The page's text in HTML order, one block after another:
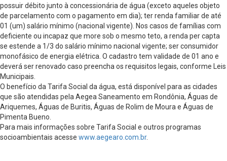
possuir débito junto à concessionária de água (exceto aqueles objeto
de parcelamento com o pagamento em dia); ter renda familiar de até
01 (um) salário mínimo (nacional vigente). Nos casos de famílias com
deficiente ou incapaz que more sob o mesmo teto, a renda per capta
se estende a 1/3 do salário mínimo nacional vigente; ser consumidor
monofásico de energia elétrica. O cadastro tem validade de 01 ano e
deverá ser renovado caso preencha os requisitos legais, conforme Leis
Municipais.
O benefício da Tarifa Social da água, está disponível para as cidades
que são atendidas pela Aegea Saneamento em Rondônia, Águas de
Ariquemes, Águas de Buritis, Águas de Rolim de Moura e Águas de
Pimenta Bueno.
Para mais informações sobre Tarifa Social e outros programas
socioambientais acesse www.aegearo.com.br.